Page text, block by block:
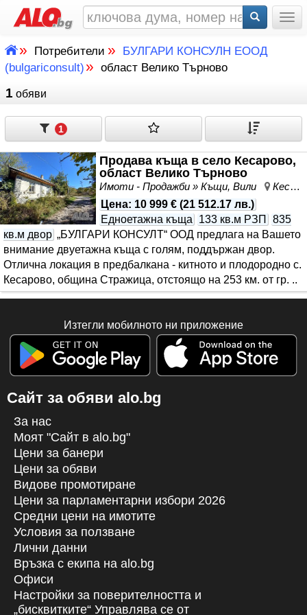
» Потребители»
БУЛГАРИ КОНСУЛН ЕООД
(bulgariconsult) » област Велико Търново
1 обяви
1
Продава къща в село Кесарово,
област Велико Търново
Имоти - Продажби » Къщи, Вили
Кесарево, област Велико Търново
Цена: 10 999 € (21 512.17 лв.)
Едноетажна къща
133 кв.м РЗП
835
кв.м двор „БУЛГАРИ КОНСУЛТ“ ООД предлага на Вашето
внимание двуетажна къща с голям, поддържан двор.
Отлична локация в предбалкана - китното и плодородно с.
Кесарово, община Стражица, отстоящо на 253 км. от гр. ..
Изтегли мобилното ни приложение
Сайт за обяви alo.bg
За нас
Моят "Сайт в alo.bg"
Цени за банери
Цени за обяви
Видове промотиране
Цени за парламентарни избори 2026
Средни цени на имотите
Условия за ползване
Лични данни
Връзка с екипa на alo.bg
Офиси
Настройки за поверителността и
„бисквитките“ Управлява се от